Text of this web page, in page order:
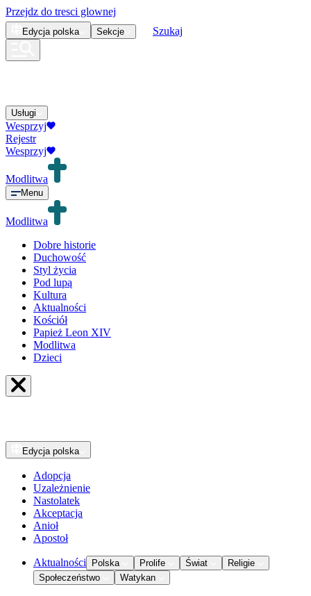
Przejdz do tresci glownej
Edycja polska Sekcje Szukaj
Usługi
Wesprzyj
Rejestr
Wesprzyj
Modlitwa
Menu
Modlitwa
Dobre historie
Duchowość
Styl życia
Pod lupą
Kultura
Aktualności
Kościół
Papież Leon XIV
Modlitwa
Dzieci
Edycja polska
Adopcja
Uzależnienie
Nastolatek
Akceptacja
Anioł
Apostoł
Aktualności Polska Prolife Świat
Religie
Społeczeństwo
Watykan